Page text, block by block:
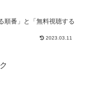
順番」と「無料視聴する
2023.03.11